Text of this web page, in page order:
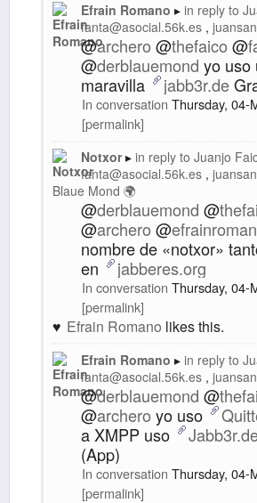
Efrain Romano in reply to
fanta@asocial.56k.es
@archero@thefaico@
@derblauemond yo uso
maravilla
jabb3r.de
In conversation Thursday, 04-
permalink
Notxor in reply to Juanjo
fanta@asocial.56k.es
Blaue Mond 🌍
@derblauemond @
@archero@
nombre de «notxor»
en
jabberes.org
In conversation Thursday, 04-
permalink
Efrain Romano likes this.
Efrain Romano in reply to
fanta@asocial.56k.es
@derblauemond @
@archeroyo uso
a XMPP uso
(App)
In conversation Thursday, 04-
permalink